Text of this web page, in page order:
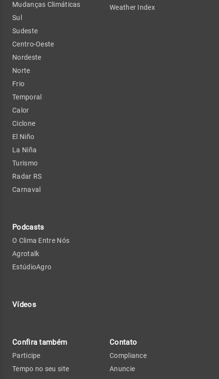
Mudanças Climáticas
Sul
Sudeste
Centro-Oeste
Nordeste
Norte
Frio
Temporal
Calor
Ciclone
El Niño
La Niña
Turismo
Radar RS
Carnaval
Podcasts
O Clima Entre Nós
Agrotalk
EstúdioAgro
Vídeos
Weather Index
Confira também
Participe
Tempo no seu site
Contato
Compliance
Anuncie